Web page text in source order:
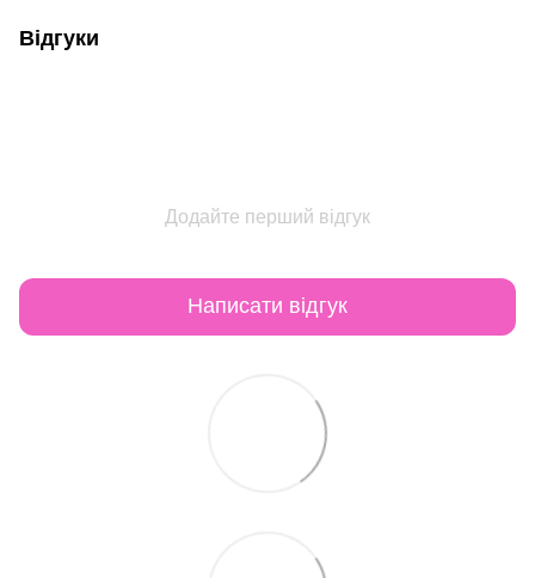
Відгуки
Додайте перший відгук
Написати відгук